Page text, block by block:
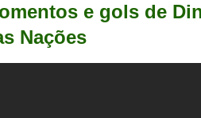
e gols de
Nações